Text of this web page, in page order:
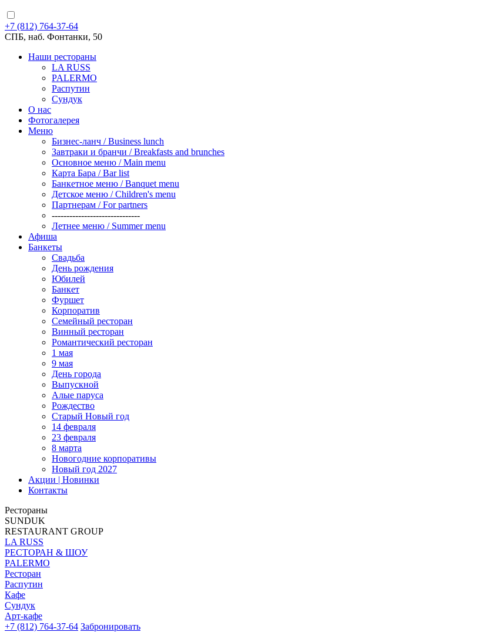
+7 (812) 764-37-64
СПБ, наб. Фонтанки, 50
Наши рестораны
LA RUSS
PALERMO
Распутин
Сундук
О нас
Фотогалерея
Меню
Бизнес-ланч / Business lunch
Завтраки и бранчи / Breakfasts and brunches
Основное меню / Main menu
Карта Бара / Bar list
Банкетное меню / Banquet menu
Детское меню / Children's menu
Партнерам / For partners
------------------------------
Летнее меню / Summer menu
Афиша
Банкеты
Свадьба
День рождения
Юбилей
Банкет
Фуршет
Корпоратив
Семейный ресторан
Винный ресторан
Романтический ресторан
1 мая
9 мая
День города
Выпускной
Алые паруса
Рождество
Старый Новый год
14 февраля
23 февраля
8 марта
Новогодние корпоративы
Новый год 2027
Акции | Новинки
Контакты
Рестораны
SUNDUK
RESTAURANT GROUP
LA RUSS
РЕСТОРАН & ШОУ
PALERMO
Ресторан
Распутин
Кафе
Сундук
Арт-кафе
+7 (812) 764-37-64 Забронировать